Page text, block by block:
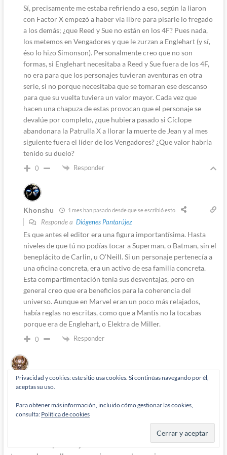
Sí, precisamente me estaba refiriendo a eso, según la liaron
con Factor X empezó a haber vía libre para pisarle lo fregado
a los demás; ¿que Reed y Sue no están en los 4F? Pues nada,
los metemos en Vengadores y que le zurzan a Englehart (y sí,
éso lo hizo Simonson). Personalmente creo que no son
formas, si Englehart necesitaba a Reed y Sue fuera de los 4F,
no era para que los personajes tuvieran aventuras en otra
serie, si no porque necesitaba que se tomaran ese descanso
para que su vuelta tuviera un valor mayor. Cada vez que
hacen una chapuza de estas provocan que el personaje se
devalúe por completo, ¿que hubiera pasado si Cíclope
abandonara la Patrulla X a llorar la muerte de Jean y al mes
siguiente fuera el líder de los Vengadores? ¿Que valor habría
tenido su duelo?
0 Responder
Khonshu 1 mes han pasado desde que se escribió esto
Responde a Diógenes Pantarújez
Es que antes el editor era una figura importantísima. Hasta
niveles de que tú no podías tocar a Superman, o Batman, sin el
beneplácito de Carlin, u O’Neill. Si un personaje pertenecía a
una oficina concreta, era un activo de esa familia concreta.
Esta compartimentación tenía sus desventajas, pero en
general creo que era beneficios para la coherencia del
universo. Aunque en Marvel eran un poco más relajados,
había reglas no escritas, como que a Mantis no la tocabas
porque era de Englehart, o Elektra de Miller.
0 Responder
Erminzah 1 mes han pasado desde que se escribió esto
decisiones claramente comerciales ha lastrado el comic de
superheroes, forzándolo a reinicios y/o desdibujando a los
personajes. El hecho de que un autor ya no pueda quedarse
años con los personajes/colección como hizo Claremont
Privacidad y cookies: este sitio usa cookies. Si continúas navegando por él,
aceptas su uso.
Para obtener más información, incluido cómo gestionar las cookies,
consulta: Política de cookies